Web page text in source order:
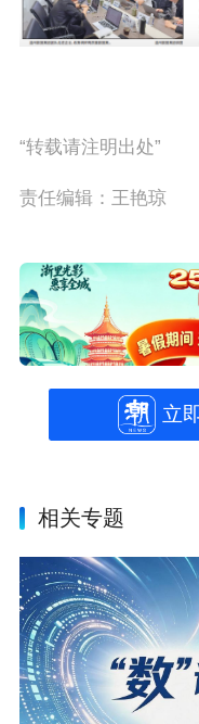
“转载请注明出处”
责任编辑：王艳琼
立
相关专题